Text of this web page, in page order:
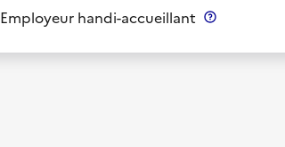
Employeur handi-accueillant